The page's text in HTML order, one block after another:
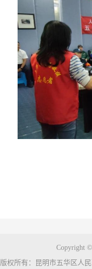
Copyright
版权所有：昆明市五华区人